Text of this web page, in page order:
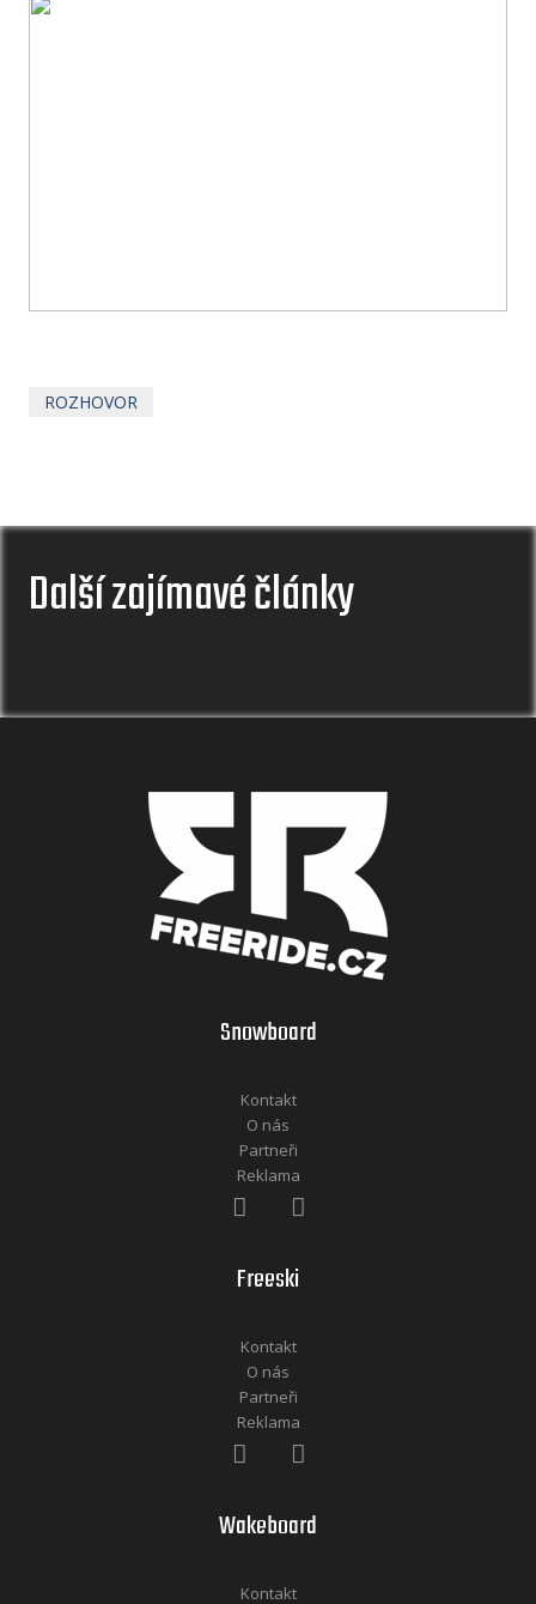
ROZHOVOR
Další zajímavé články
Snowboard
Kontakt
O nás
Partneři
Reklama
Freeski
Kontakt
O nás
Partneři
Reklama
Wakeboard
Kontakt